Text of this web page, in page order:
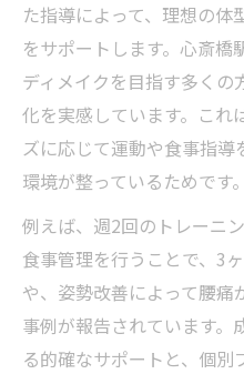
女性が共感する
験談
体型変化を実感
介
習慣化で続いた
慣の変遷
継続を後押しす
ダイエット成功へ導
心斎橋でのパー
た指導によって、理想の
をサポートします。心斎
ディメイクを目指す多く
化を実感しています。これ
ズに応じて運動や食事指
環境が整っているためです。
例えば、週2回のトレーニ
食事管理を行うことで、3
や、姿勢改善によって腰痛
事例が報告されています。
る的確なサポートと、個